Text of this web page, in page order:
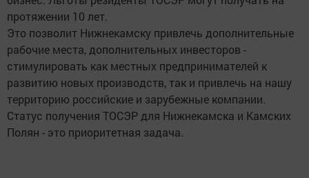
протяжении 10 лет.
Это позволит Нижнекамску привлечь дополнительные
рабочие места, дополнительных инвесторов -
стимулировать как местных предпринимателей к
развитию новых производств, так и привлечь на нашу
территорию российские и зарубежные компании.
Статус получения ТОСЭР для Нижнекамска и Камских
Полян - это приоритетная задача.